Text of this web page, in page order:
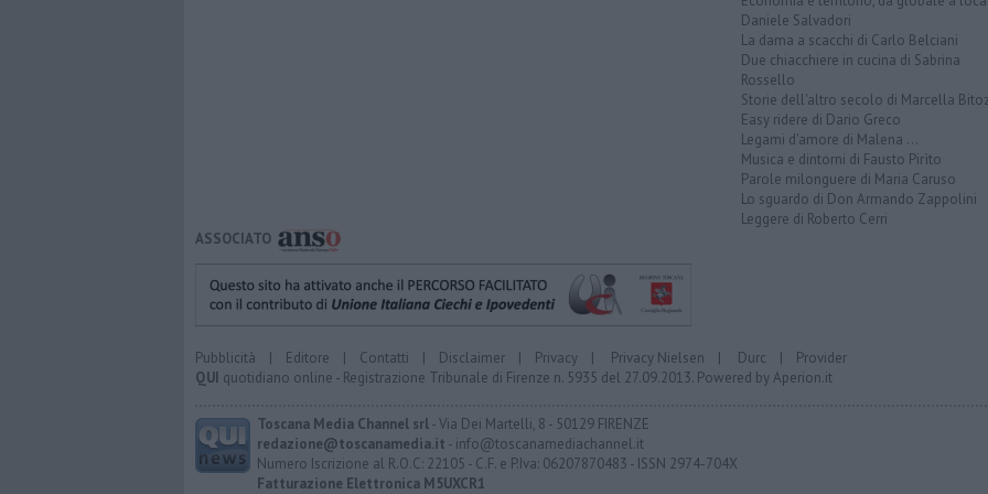
Daniele Salvadori
La dama a scacchi di Carlo Belciani
Due chiacchiere in cucina di Sabrina
Rossello
Storie dell'altro secolo di Marcella
Easy ridere di Dario Greco
Legami d'amore di Malena ...
Musica e dintorni di Fausto Pirìto
Parole milonguere di Maria Caruso
Lo sguardo di Don Armando Zappolini
Leggere di Roberto Cerri
ASSOCIATO
Pubblicità | Editore | Contatti | Disclaimer | Privacy | Privacy Nielsen | Durc | Provider
QUI quotidiano online - Registrazione Tribunale di Firenze n. 5935 del 27.09.2013. Powered byAperion.it
Toscana Media Channel srl- Via Dei Martelli, 8 - 50129 FIRENZE
redazione@toscanamedia.it - info@toscanamediachannel.it
Numero Iscrizione al R.O.C: 22105 - C.F. e P.Iva: 06207870483 - ISSN 2974-704X
Fatturazione Elettronica M5UXCR1